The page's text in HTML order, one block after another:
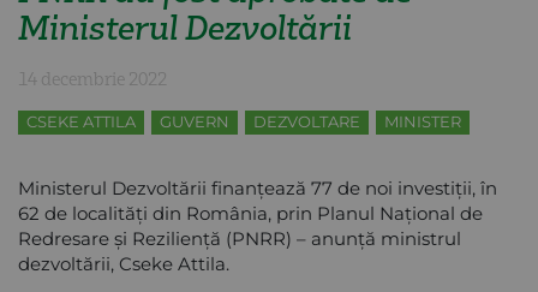
Ministerul Dezvoltării
14 decembrie 2022
CSEKE ATTILA GUVERN DEZVOLTARE MINISTER
Ministerul Dezvoltării finanțează 77 de noi investiții, în
62 de localități din România, prin Planul Național de
Redresare și Reziliență (PNRR) – anunță ministrul
dezvoltării, Cseke Attila.